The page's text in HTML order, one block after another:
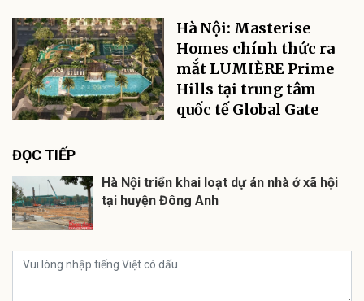
Hà Nội: Masterise
Homes chính thức ra
mắt LUMIÈRE Prime
Hills tại trung tâm
quốc tế Global Gate
ĐỌC TIẾP
Hà Nội triển khai loạt dự án nhà ở xã hội
tại huyện Đông Anh